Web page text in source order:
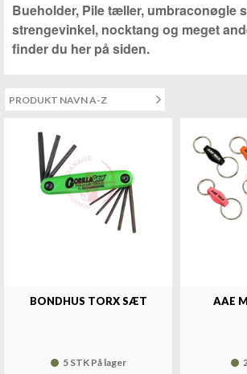
Bueholder, Pile tæller, umbraconøgle
strengevinkel, nocktang og meget
finder du her på siden.
BONDHUS TORX SÆT
5 STK På lager
AAE